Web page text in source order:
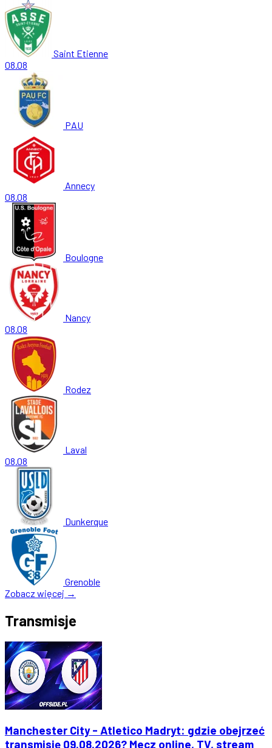
Saint Etienne
08.08
PAU
Annecy
08.08
Boulogne
Nancy
08.08
Rodez
Laval
08.08
Dunkerque
Grenoble
Zobacz więcej →
Transmisje
Manchester City - Atletico Madryt: gdzie obejrzeć
transmisję 09.08.2026? Mecz online, TV, stream